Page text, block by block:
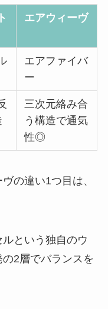
エアウィーヴ
エアファイバ
ー
三次元絡み合
う構造で通気
性◎
の違い1つ目は、
という独自のウ
2層でバランスを